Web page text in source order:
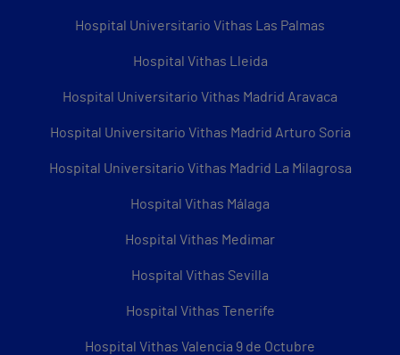
Hospital Universitario Vithas Las Palmas
Hospital Vithas Lleida
Hospital Universitario Vithas Madrid Aravaca
Hospital Universitario Vithas Madrid Arturo Soria
Hospital Universitario Vithas Madrid La Milagrosa
Hospital Vithas Málaga
Hospital Vithas Medimar
Hospital Vithas Sevilla
Hospital Vithas Tenerife
Hospital Vithas Valencia 9 de Octubre